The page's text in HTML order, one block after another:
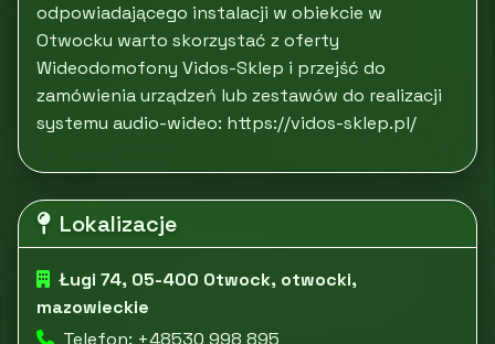
odpowiadającego instalacji w obiekcie w
Otwocku warto skorzystać z oferty
Wideodomofony Vidos-Sklep i przejść do
zamówienia urządzeń lub zestawów do realizacji
systemu audio-wideo: https://vidos-sklep.pl/
Lokalizacje
Ługi 74, 05-400 Otwock, otwocki,
mazowieckie
Telefon: +48530 998 895